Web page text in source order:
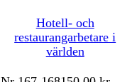
Hotell- och
restaurangarbetare i
världen